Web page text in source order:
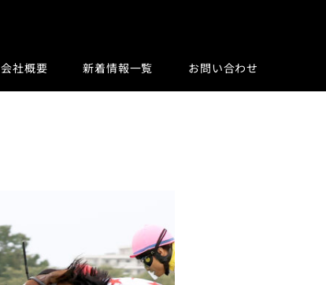
会社概要 新着情報一覧 お問い合わせ